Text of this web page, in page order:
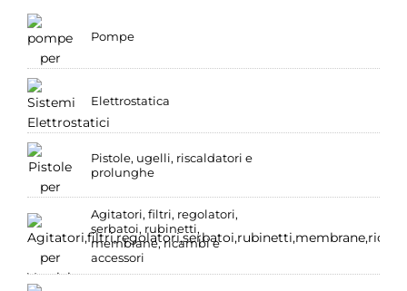
Pompe
Elettrostatica
Pistole, ugelli, riscaldatori e
prolunghe
Agitatori, filtri, regolatori,
serbatoi, rubinetti,
membrane, ricambi e
accessori